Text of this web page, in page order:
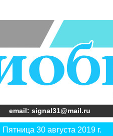
Пятница 30 августа 2019 г.
email: signal31@mail.ru